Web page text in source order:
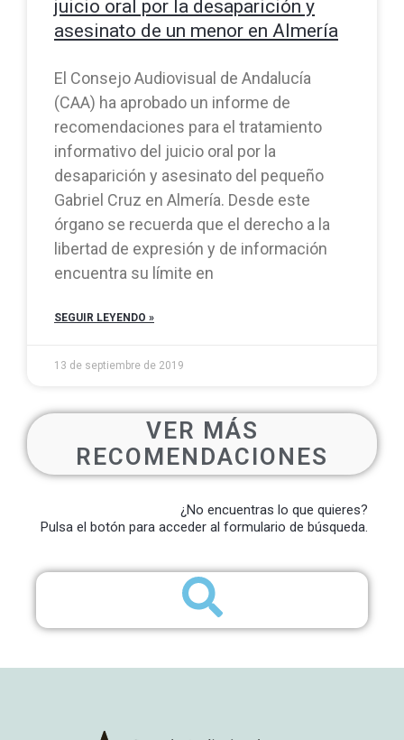
juicio oral por la desaparición y
asesinato de un menor en Almería
El Consejo Audiovisual de Andalucía
(CAA) ha aprobado un informe de
recomendaciones para el tratamiento
informativo del juicio oral por la
desaparición y asesinato del pequeño
Gabriel Cruz en Almería. Desde este
órgano se recuerda que el derecho a la
libertad de expresión y de información
encuentra su límite en
SEGUIR LEYENDO »
13 de septiembre de 2019
VER MÁS
RECOMENDACIONES
¿No encuentras lo que quieres?
Pulsa el botón para acceder al formulario de búsqueda.